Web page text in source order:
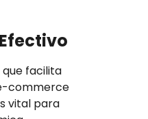
Efectivo
facilita
commerce
vital para